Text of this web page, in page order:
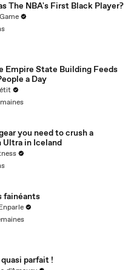
The NBA's First Black Player?
Empire State Building Feeds
a Day
you need to crush a
Ultra in Iceland
fainéants
parfait !